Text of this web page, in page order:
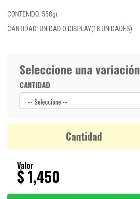
CONTENIDO: 558gr
CANTIDAD: UNIDAD O DISPLAY(18 UNIDADES)
Seleccione una variación
CANTIDAD
Cantidad
Valor
$ 1,450